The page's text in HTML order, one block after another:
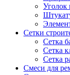
Уголок
Сетки
Сетка
Сетка
Сетка
Смеси для